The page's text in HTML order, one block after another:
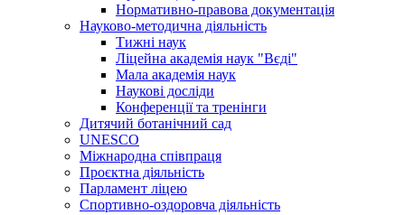
Нормативно-правова документація
Науково-методична діяльність
Тижні наук
Ліцейна академія наук "Вєді"
Мала академія наук
Наукові досліди
Конференції та тренінги
Дитячий ботанічний сад
UNESCO
Міжнародна співпраця
Проєктна діяльність
Парламент ліцею
Спортивно-оздоровча діяльність